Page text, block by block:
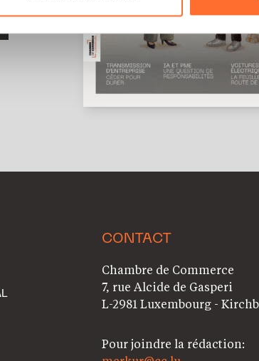
d’usage des cookies et notre
Politique de
CONTACT
Chambre de Commerce
7, rue Alcide de Gasperi
L-2981 Luxembourg -
Pour joindre la rédaction: